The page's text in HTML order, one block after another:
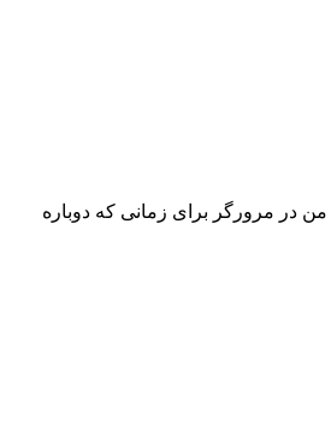
من در مرورگر برای زمانی که دوباره